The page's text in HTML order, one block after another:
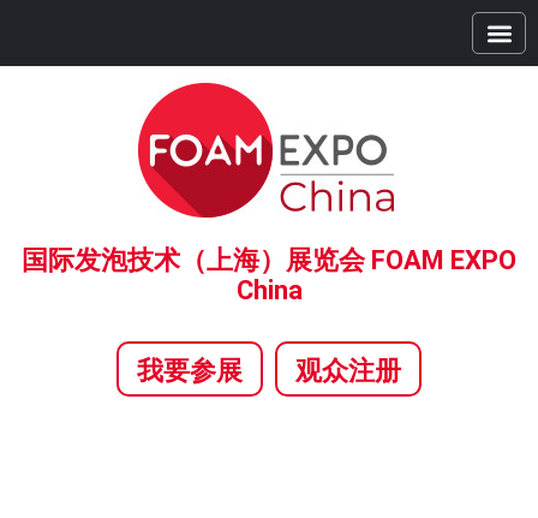
国际发泡技术（上海）展览会 FOAM EXPO
China
我要参展 观众注册